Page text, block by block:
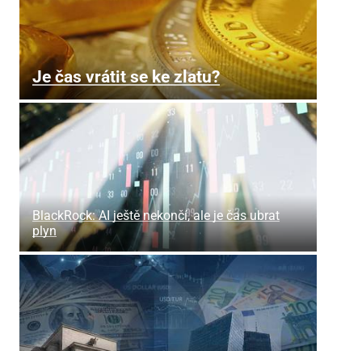
Je čas vrátit se ke zlatu?
BlackRock: AI ještě nekončí, ale je čas ubrat
plyn